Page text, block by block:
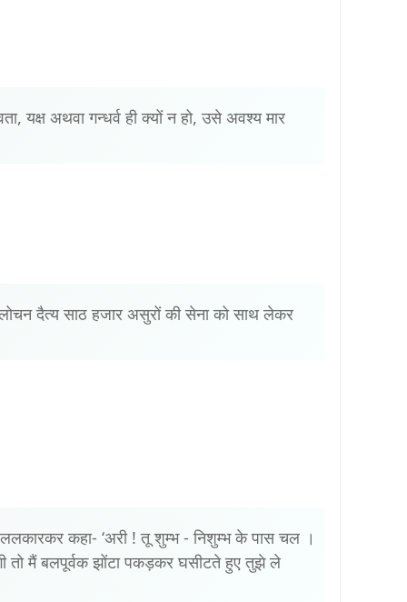
यक्ष अथवा गन्धर्व ही क्यों न हो, उसे अवश्य मार
दैत्य साठ हजार असुरों की सेना को साथ लेकर
कहा- ‘अरी ! तू शुम्भ - निशुम्भ के पास चल ।
तो मैं बलपूर्वक झोंटा पकड़कर घसीटते हुए तुझे ले